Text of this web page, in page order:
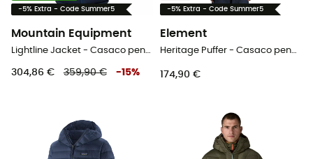
-5% Extra - Code Summer5
Mountain Equipment
Lightline Jacket - Casaco penas homem
304,86 € 359,90 € -15%
-5% Extra - Code Summer5
Element
Heritage Puffer - Casaco penas homem
174,90 €